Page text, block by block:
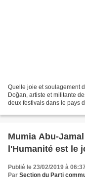
Quelle joie et soulagement
Doğan, artiste et militante
deux festivals dans le pays
Mumia Abu-
l'Humanité est le
Publié le 23/02/2019 à 06:37
Par Section du Parti